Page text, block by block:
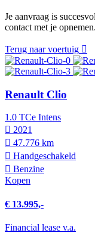
Je aanvraag is
contact met je opnemen.
Terug naar voertuig
Renault Clio
1.0 TCe Intens
2021
47.776 km
Hand­geschakeld
Benzine
Kopen
€ 13.995,-
Financial lease v.a.